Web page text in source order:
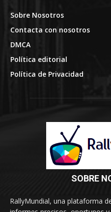
Sobre Nosotros
Contacta con nosotros
DMCA
Política editorial
Política de Privacidad
SOBRE
RallyMundial, una plataforma